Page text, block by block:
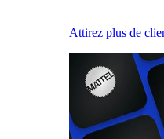
Attirez plus de